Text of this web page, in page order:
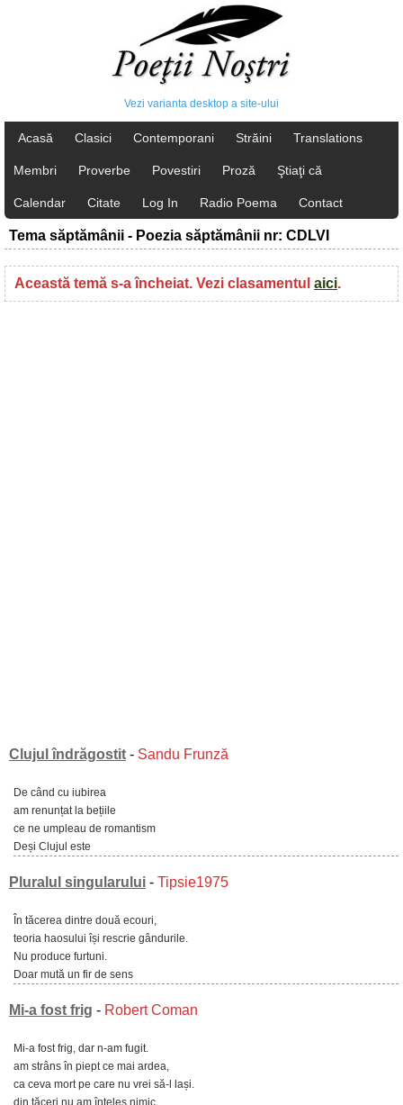
Vezi varianta desktop a site-ului
Acasă Clasici Contemporani Străini Translations
Membri Proverbe Povestiri Proză Ştiaţi că
Calendar Citate Log In Radio Poema Contact
Tema săptămânii - Poezia săptămânii nr: CDLVI
Această temă s-a încheiat. Vezi clasamentul aici.
Clujul îndrăgostit - Sandu Frunză
De când cu iubirea
am renunțat la bețiile
ce ne umpleau de romantism
Deși Clujul este
Pluralul singularului - Tipsie1975
În tăcerea dintre două ecouri,
teoria haosului își rescrie gândurile.
Nu produce furtuni.
Doar mută un fir de sens
Mi-a fost frig - Robert Coman
Mi-a fost frig, dar n-am fugit.
am strâns în piept ce mai ardea,
ca ceva mort pe care nu vrei să-l lași.
din tăceri nu am înțeles nimic.